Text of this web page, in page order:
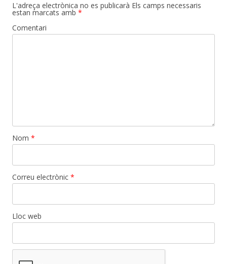
L'adreça electrònica no es publicarà Els camps necessaris
estan marcats amb *
Comentari
Nom *
Correu electrònic *
Lloc web